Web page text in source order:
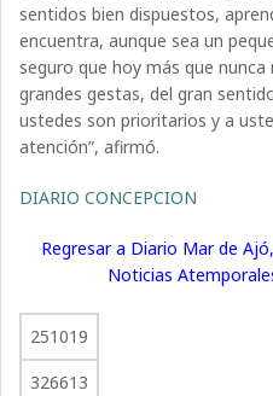
sentidos bien dispuestos,
encuentra, aunque sea un
seguro que hoy más que
grandes gestas, del gran
ustedes son prioritarios y a
atención”, afirmó.
DIARIO CONCEPCION
Regresar a Diario Mar de
Noticias
251019
326613